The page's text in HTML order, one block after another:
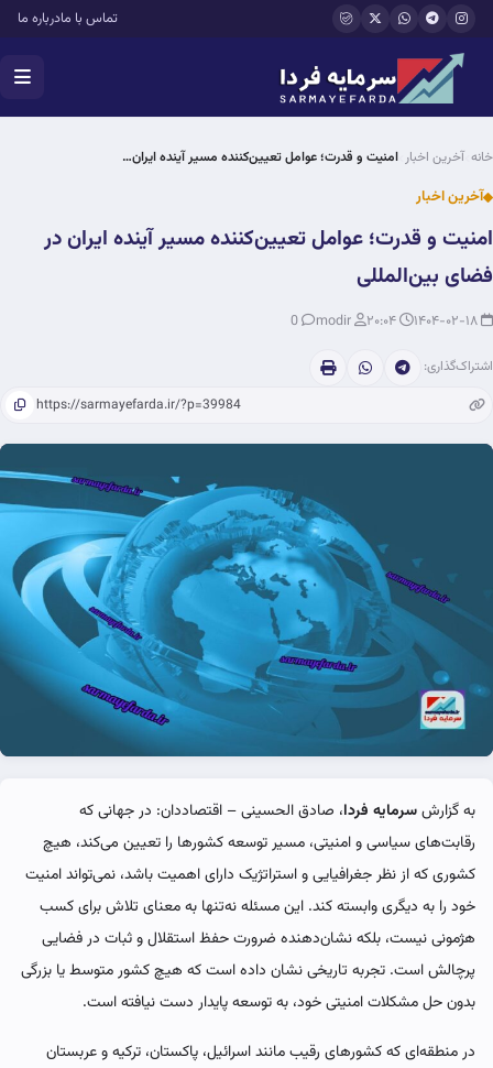
رفتن به محتوای اصلی تماس با مادرباره ما
خانه آخرین اخبار امنیت و قدرت؛ عوامل تعیین‌کننده مسیر آینده ایران…
آخرین اخبار
امنیت و قدرت؛ عوامل تعیین‌کننده مسیر آینده ایران در
فضای بین‌المللی
اشتراک‌گذاری:
به گزارشسرمایه فردا، صادق الحسینی – اقتصاددان: در جهانی که
رقابت‌های سیاسی و امنیتی، مسیر توسعه کشورها را تعیین می‌کند، هیچ
کشوری که از نظر جغرافیایی و استراتژیک دارای اهمیت باشد، نمی‌تواند امنیت
خود را به دیگری وابسته کند. این مسئله نه‌تنها به معنای تلاش برای کسب
هژمونی نیست، بلکه نشان‌دهنده ضرورت حفظ استقلال و ثبات در فضایی
پرچالش است. تجربه تاریخی نشان داده است که هیچ کشور متوسط یا بزرگی
بدون حل مشکلات امنیتی خود، به توسعه پایدار دست نیافته است.
در منطقه‌ای که کشورهای رقیب مانند اسرائیل، پاکستان، ترکیه و عربستان